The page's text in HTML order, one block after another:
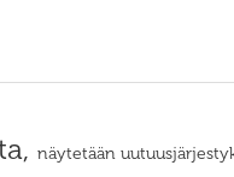
näytetään